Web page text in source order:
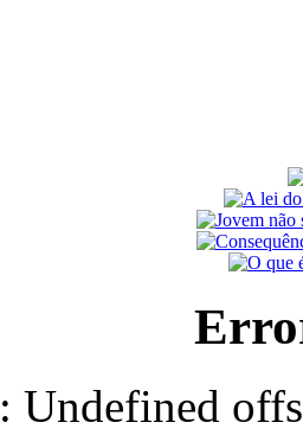
: Undefined